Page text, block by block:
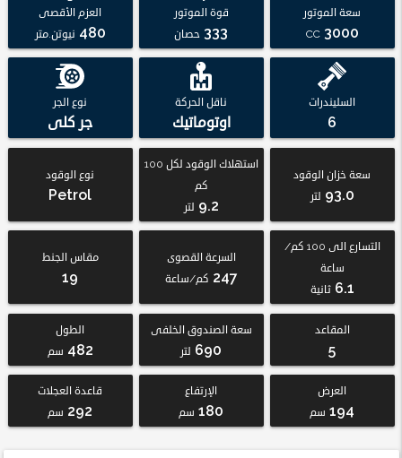
سعة الموتور
3000
CC
قوة الموتور
333 حصان
العزم الأقصى
480 نيوتن.متر
السليندرات
6
ناقل الحركة
اوتوماتيك
نوع الجر
جر كلى
سعة خزان الوقود
93.0 لتر
استهلاك الوقود لكل 100
كم
9.2 لتر
نوع الوقود
Petrol
التسارع الى 100 كم/
ساعة
6.1 ثانية
السرعة القصوى
247 كم/ساعة
مقاس الجنط
19
المقاعد
5
سعة الصندوق الخلفى
690 لتر
الطول
482 سم
العرض
194 سم
الإرتفاع
180 سم
قاعدة العجلات
292 سم